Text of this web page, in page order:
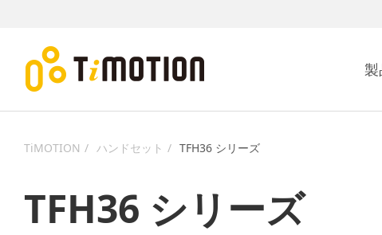
TiMOTION ハンドセット TFH36 シリーズ
TFH36 シリーズ